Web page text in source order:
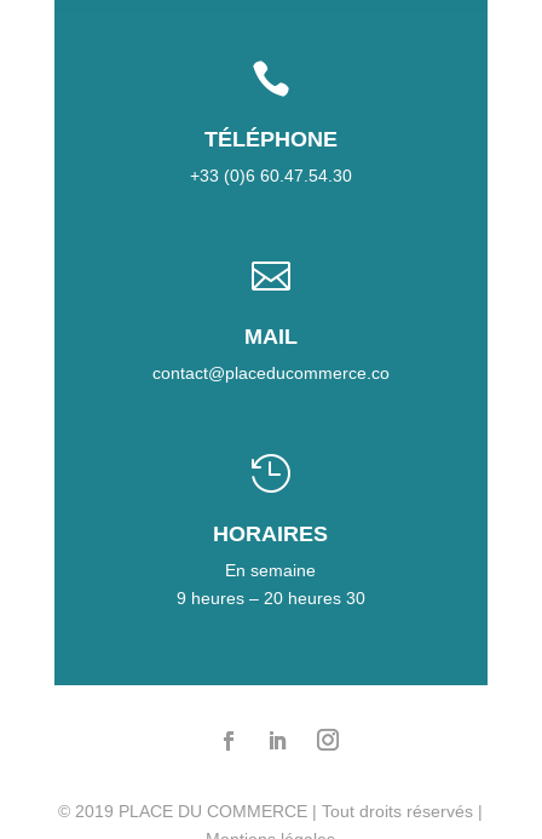

TÉLÉPHONE
+33 (0)6 60.47.54.30

MAIL
contact@placeducommerce.co

HORAIRES
En semaine
9 heures – 20 heures 30
© 2019 PLACE DU COMMERCE | Tout droits réservés |